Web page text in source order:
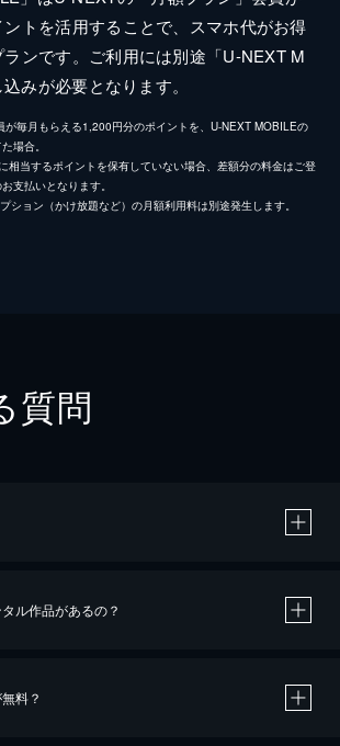
トを活用することで、スマホ代がお得
ンです。ご利用には別途「U-NEXT M
みが必要となります。
が毎月もらえる1,200円分のポイントを、U-NEXT MOBILEの
場合。
相当するポイントを保有していない場合、差額分の料金はご登
支払いとなります。
ション（かけ放題など）の月額利用料は別途発生します。
質問
ル作品があるの？
料？